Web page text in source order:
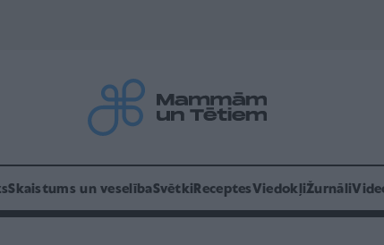
Skaistums un veselībaSvētki ReceptesViedokļiŽurnāli